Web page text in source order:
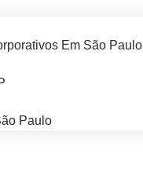
Em São Paulo
Paulo